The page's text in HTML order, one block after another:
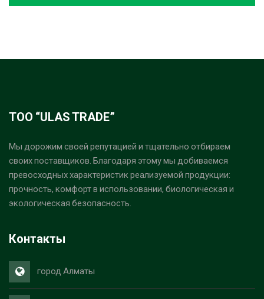
ТОО “ULAS TRADE”
Мы дорожим своей репутацией и тщательно отбираем
своих поставщиков. Благодаря этому мы добиваемся
превосходных характеристик реализуемой продукции:
прочность, комфорт в использовании, биологическая и
экологическая безопасность.
Контакты
город Алматы